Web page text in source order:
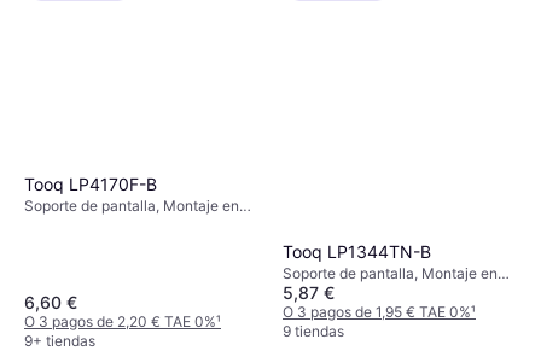
Tooq LP4170F-B
Soporte de pantalla, Montaje en
6,60 €
O 3 pagos de 2,20 € TAE 0%¹
9+ tiendas
Tooq LP1344TN-B
Soporte de pantalla, Montaje en
Pared, 13"-43"
5,87 €
O 3 pagos de 1,95 € TAE 0%¹
9 tiendas